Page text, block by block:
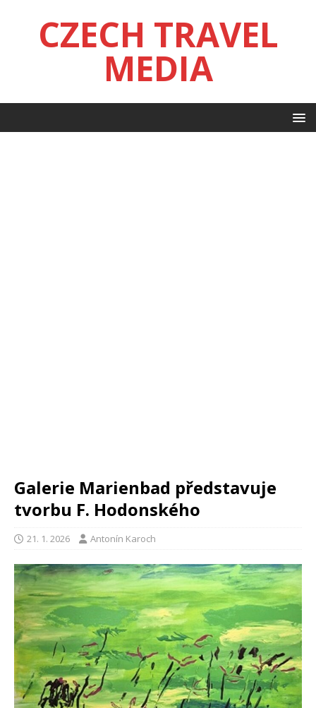
CZECH TRAVEL
MEDIA
Galerie Marienbad představuje
tvorbu F. Hodonského
21. 1. 2026 Antonín Karoch